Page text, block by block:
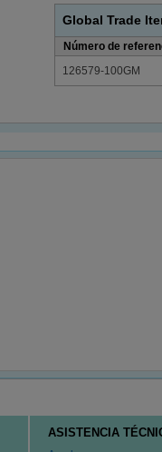
Global Trade
Número de
126579-100GM
ASISTENCIA